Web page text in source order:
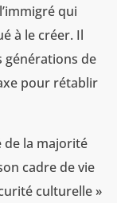
qui
à le créer. Il
générations de
pour rétablir
de la majorité
cadre de vie
culturelle »